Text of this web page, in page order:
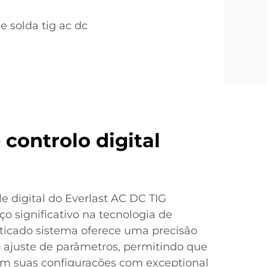
solda tig ac dc
controlo digital
digital do Everlast AC DC TIG
significativo na tecnologia de
sistema oferece uma precisão
de parâmetros, permitindo que
suas configurações com exceptional